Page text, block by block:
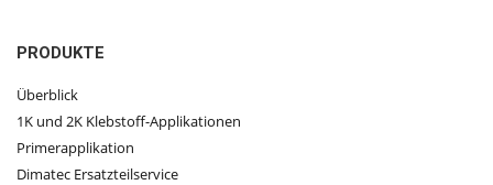
PRODUKTE
Überblick
1K und 2K Klebstoff-Applikationen
Primerapplikation
Dimatec Ersatzteilservice